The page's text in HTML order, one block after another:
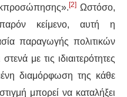
[2] Ωστόσο,
κείμενο, αυτή η
παραγωγής πολιτικών
με τις ιδιαιτερότητες
διαμόρφωση της κάθε
μπορεί να καταλήξει